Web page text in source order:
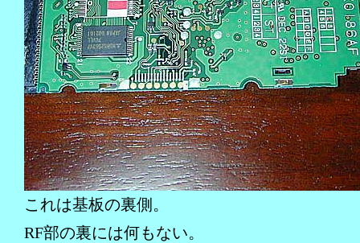
これは基板の裏側。
RF部の裏には何もない。